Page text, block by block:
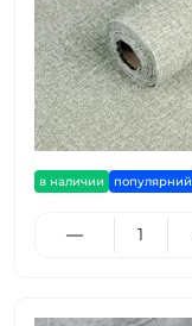
в наличии популярний